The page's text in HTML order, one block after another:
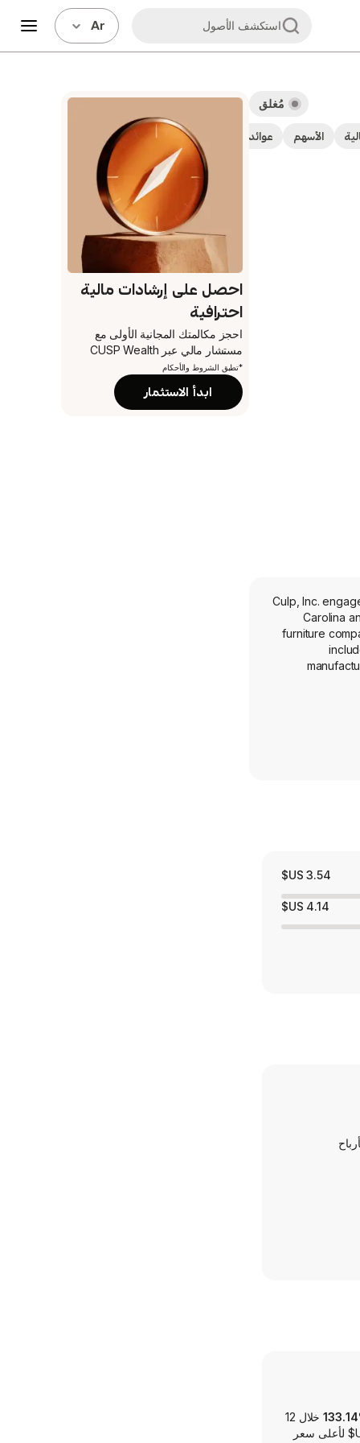
استكشف الأصول Ar
الأسهم عوائد كبيرة – توزيعات أرباح مرتفعة تتراوح بين 5-10%
مُغلق
Culp, Inc.
Carolina and currently
furniture
upholstery
3.54 US$
4.14 US$
خلال 12
احصل على إرشادات مالية
احترافية
احجز مكالمتك المجانية الأولى مع
مستشار مالي عبر CUSP Wealth
*تطبق الشروط والأحكام
ابدأ الاستثمار